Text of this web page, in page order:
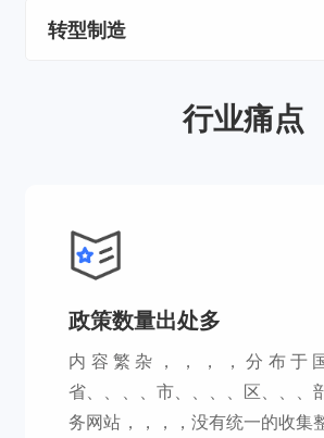
转型制造
行业痛点
政策数量出处多
内容繁杂，，，，分布于
省、、、、市、、、、区、、
务网站，，，，没有统一的收